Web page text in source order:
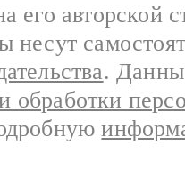
его авторской
несут
.
обработки